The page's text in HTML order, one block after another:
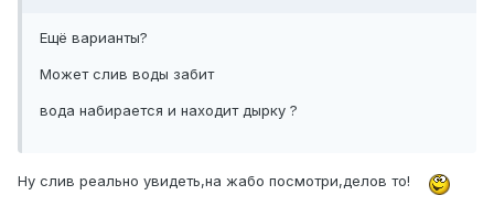
Ещё варианты?
Может слив воды забит
вода набирается и находит дырку ?
Ну слив реально увидеть,на жабо посмотри,делов то!